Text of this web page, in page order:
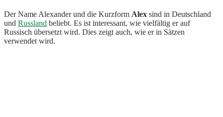
Der Name Alexander und die Kurzform Alex sind in Deutschland
und Russland beliebt. Es ist interessant, wie vielfältig er auf
Russisch übersetzt wird. Dies zeigt auch, wie er in Sätzen
verwendet wird.